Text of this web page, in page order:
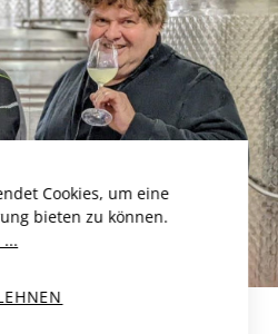
Cookies, um eine
bieten zu können.